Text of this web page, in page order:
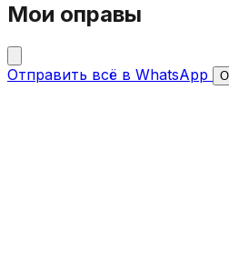
Мои оправы
Отправить всё в WhatsApp